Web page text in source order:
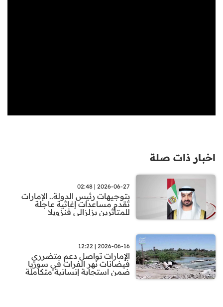
اخبار ذات صلة
2026-06-27 | 02:48
بتوجيهات رئيس الدولة.. الإمارات
تقدم مساعدات إغاثية عاجلة
للمتأثرين بزلزالي فنزويلا
2026-06-16 | 12:22
الإمارات تواصل دعم متضرري
فيضانات نهر الفرات في سوريا
ضمن استجابة إنسانية متكاملة